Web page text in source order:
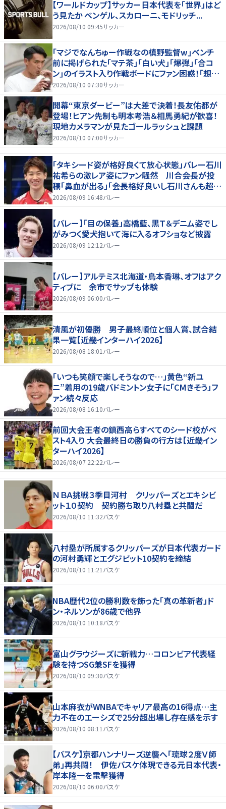
【ワールドカップ】サッカー日本代表を「世界」はど
う見たか ベンゲル、スカローニ、モドリッチ...
2026/08/10 09:45サッカー
｢マジでなんちゅー作戦なの槙野監督w｣ベンチ
前に掲げられた｢マテ茶｣｢白い犬｣｢爆弾｣｢合コ
ン｣のイラスト入り作戦ボードにファン困惑！｢想像
よりデカくて吹いた｣
2026/08/10 07:30サッカー
開幕“東京ダービー”は大差で決着！長友佑都が
登場！ヒアン先制も明本考浩＆相馬勇紀が歓喜！
現地カメラマンが見たゴールラッシュと課題
2026/08/10 07:00サッカー
「タキシード姿が格好良くて放心状態」バレー石川
祐希らの激レア姿にファン騒然 川合会長が投
稿「鼻血が出る」「会長格好良いし石川さんも超格
好いい」
2026/08/09 16:48バレー
【バレー】「目の保養」高橋藍、黒Ｔ＆デニム姿でし
がみつく愛犬抱いて海に入るオフショなど披露
2026/08/09 12:12バレー
【バレー】アルテミス北海道・鳥本香琳、オフはアク
ティブに 余市でサップも体験
2026/08/09 06:00バレー
清風が初優勝 男子最終順位と個人賞、試合結
果一覧【近畿インターハイ2026】
2026/08/08 18:01 バレー
「いつも笑顔で楽しそうなので…」黄色“新ユ
ニ”着用の19歳バドミントン女子に「CMきそう」フ
ァン続々反応
2026/08/08 16:10バレー
前回大会王者の鎮西高らすべてのシード校がベ
スト4入り 大会最終日の勝負の行方は【近畿イン
ターハイ2026】
2026/08/07 22:22バレー
ＮＢＡ挑戦３季目河村 クリッパーズとエキシビ
ット１０契約 契約勝ち取り八村塁と共闘だ
2026/08/10 11:32バスケ
八村塁が所属するクリッパーズが日本代表ガード
の河村勇輝とエグジビット10契約を締結
2026/08/10 11:21 バスケ
NBA歴代2位の勝利数を飾った「真の革新者」ド
ン・ネルソンが86歳で他界
2026/08/10 10:18バスケ
富山グラウジーズに新戦力…コロンビア代表経
験を持つSG兼SFを獲得
2026/08/10 09:30バスケ
山本麻衣がWNBAでキャリア最高の16得点…主
力不在のエーシズで25分超出場し存在感を示す
2026/08/10 08:11 バスケ
【バスケ】京都ハンナリーズ逆襲へ「琉球２度Ｖ師
弟」再共闘！ 伊佐バスケ体現できる元日本代表・
岸本隆一を電撃獲得
2026/08/10 06:00バスケ